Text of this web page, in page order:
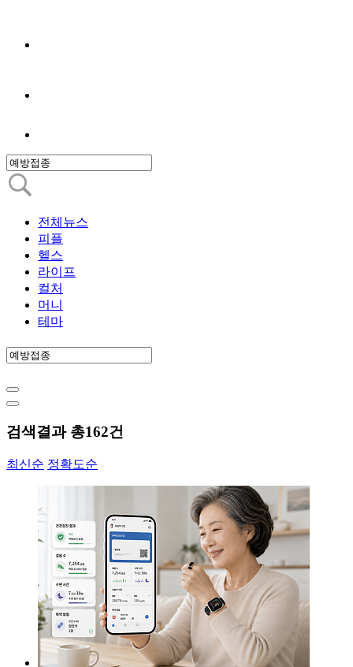
전체뉴스
피플
헬스
라이프
컬처
머니
테마
검색결과 총162건
최신순 정확도순